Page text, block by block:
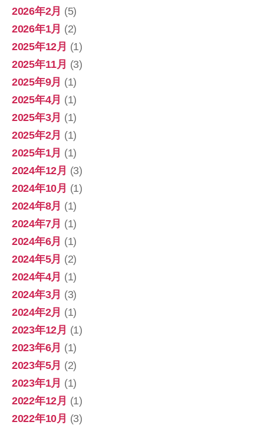
2026年2月 (5)
2026年1月 (2)
2025年12月 (1)
2025年11月 (3)
2025年9月 (1)
2025年4月 (1)
2025年3月 (1)
2025年2月 (1)
2025年1月 (1)
2024年12月 (3)
2024年10月 (1)
2024年8月 (1)
2024年7月 (1)
2024年6月 (1)
2024年5月 (2)
2024年4月 (1)
2024年3月 (3)
2024年2月 (1)
2023年12月 (1)
2023年6月 (1)
2023年5月 (2)
2023年1月 (1)
2022年12月 (1)
2022年10月 (3)